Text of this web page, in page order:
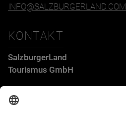
INFO@SALZBURGERLAND.COM
KONTAKT
SalzburgerLand
Tourismus GmbH
Wiener Bundesstraße 23
5300 Hallwang